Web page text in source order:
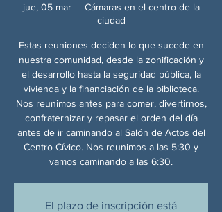
jue, 05 mar
  |
Cámaras en el centro de la
ciudad
Estas reuniones deciden lo que sucede en
nuestra comunidad, desde la zonificación y
el desarrollo hasta la seguridad pública, la
vivienda y la financiación de la biblioteca.
Nos reunimos antes para comer, divertirnos,
confraternizar y repasar el orden del día
antes de ir caminando al Salón de Actos del
Centro Cívico. Nos reunimos a las 5:30 y
vamos caminando a las 6:30.
El plazo de inscripción está